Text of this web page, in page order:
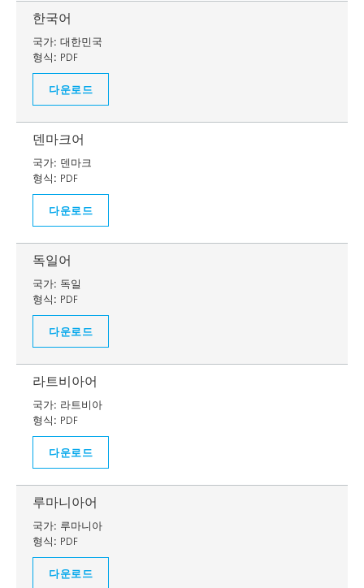
한국어
국가: 대한민국
형식: PDF
다운로드
덴마크어
국가: 덴마크
형식: PDF
다운로드
독일어
국가: 독일
형식: PDF
다운로드
라트비아어
국가: 라트비아
형식: PDF
다운로드
루마니아어
국가: 루마니아
형식: PDF
다운로드